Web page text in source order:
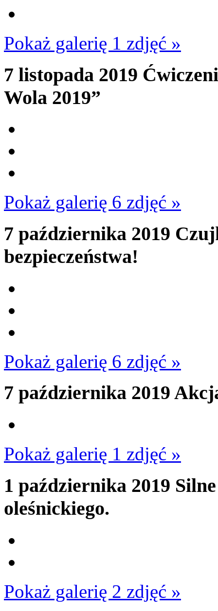
Pokaż galerię 1 zdjęć »
7 listopada 2019
Wola 2019”
Pokaż galerię 6 zdjęć »
7 października 2019
bezpieczeństwa!
Pokaż galerię 6 zdjęć »
7 października 2019
Pokaż galerię 1 zdjęć »
1 października 2019
oleśnickiego.
Pokaż galerię 2 zdjęć »